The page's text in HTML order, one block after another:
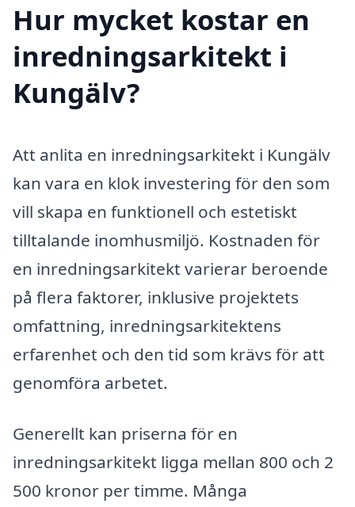
Hur mycket kostar en
inredningsarkitekt i
Kungälv?
Att anlita en inredningsarkitekt i Kungälv
kan vara en klok investering för den som
vill skapa en funktionell och estetiskt
tilltalande inomhusmiljö. Kostnaden för
en inredningsarkitekt varierar beroende
på flera faktorer, inklusive projektets
omfattning, inredningsarkitektens
erfarenhet och den tid som krävs för att
genomföra arbetet.
Generellt kan priserna för en
inredningsarkitekt ligga mellan 800 och 2
500 kronor per timme. Många